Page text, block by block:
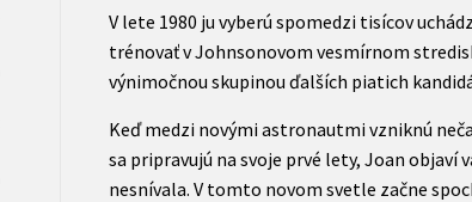
V lete 1980 ju vyberú spomedzi tisícov
trénovať v Johnsonovom vesmírnom
výnimočnou skupinou ďalších piatich
Keď medzi novými astronautmi vzniknú
sa pripravujú na svoje prvé lety, Joan objaví
nesnívala. V tomto novom svetle začne